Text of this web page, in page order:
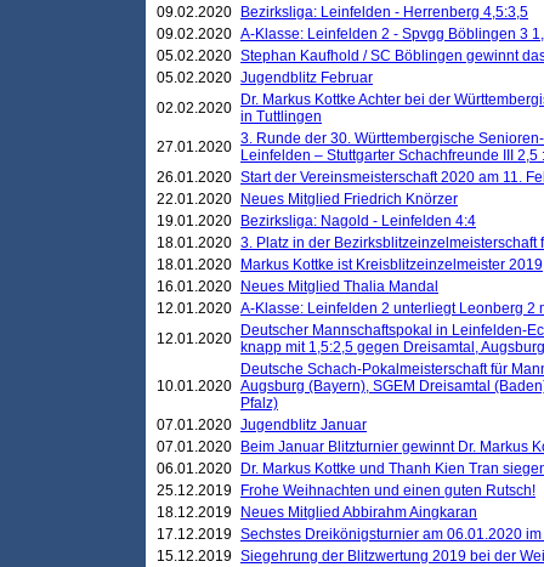
09.02.2020
Bezirksliga: Leinfelden - Herrenberg 4,5:3,5
09.02.2020 A-Klasse: Leinfelden 2 - Spvgg Böblingen 3
05.02.2020 Stephan Kaufhold / SC Böblingen gewinnt
05.02.2020 Jugendblitz Februar
02.02.2020
Dr. Markus Kottke Achter bei der
in Tuttlingen
27.01.2020 3. Runde der 30. Württembergische
Leinfelden – Stuttgarter Schachfreunde III 2,5
26.01.2020 Start der Vereinsmeisterschaft 2020 am 11.
22.01.2020
Neues Mitglied Friedrich Knörzer
19.01.2020
Bezirksliga: Nagold - Leinfelden 4:4
18.01.2020 3. Platz in der Bezirksblitzeinzelmeisterschaft
18.01.2020
Markus Kottke ist Kreisblitzeinzelmeister 2019
16.01.2020
Neues Mitglied Thalia Mandal
12.01.2020 A-Klasse: Leinfelden 2 unterliegt Leonberg 2
12.01.2020
Deutscher Mannschaftspokal in Leinfelden-
knapp mit 1,5:2,5 gegen Dreisamtal,
10.01.2020
Deutsche Schach-Pokalmeisterschaft für
Augsburg (Bayern), SGEM Dreisamtal
Pfalz)
07.01.2020 Jugendblitz Januar
07.01.2020
Beim Januar Blitzturnier gewinnt Dr. Markus
06.01.2020
Dr. Markus Kottke und Thanh Kien Tran
25.12.2019
Frohe Weihnachten und einen guten Rutsch!
18.12.2019
Neues Mitglied Abbirahm Aingkaran
17.12.2019 Sechstes Dreikönigsturnier am 06.01.2020
15.12.2019 Siegehrung der Blitzwertung 2019 bei der